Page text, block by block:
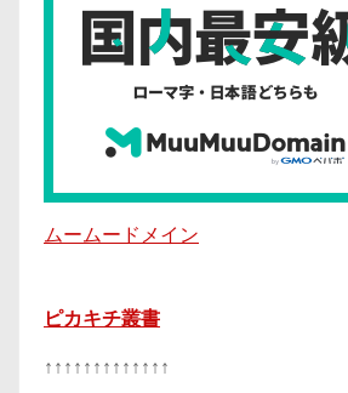
ムームードメイン
ピカキチ叢書
↑↑↑↑↑↑↑↑↑↑↑↑↑